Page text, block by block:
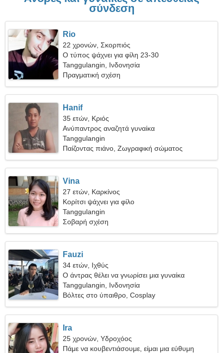
σύνδεση
Rio
22 χρονών, Σκορπιός
Ο τύπος ψάχνει για φίλη 23-30
Tanggulangin, Ινδονησία
Πραγματική σχέση
Hanif
35 ετών, Κριός
Ανύπαντρος αναζητά γυναίκα
Tanggulangin
Παίζοντας πιάνο, Ζωγραφική σώματος
Vina
27 ετών, Καρκίνος
Κορίτσι ψάχνει για φίλο
Tanggulangin
Σοβαρή σχέση
Fauzi
34 ετών, Ιχθύς
Ο άντρας θέλει να γνωρίσει μια γυναίκα
Tanggulangin, Ινδονησία
Βόλτες στο ύπαιθρο, Cosplay
Ira
25 χρονών, Υδροχόος
Πάμε να κουβεντιάσουμε, είμαι μια εύθυμη